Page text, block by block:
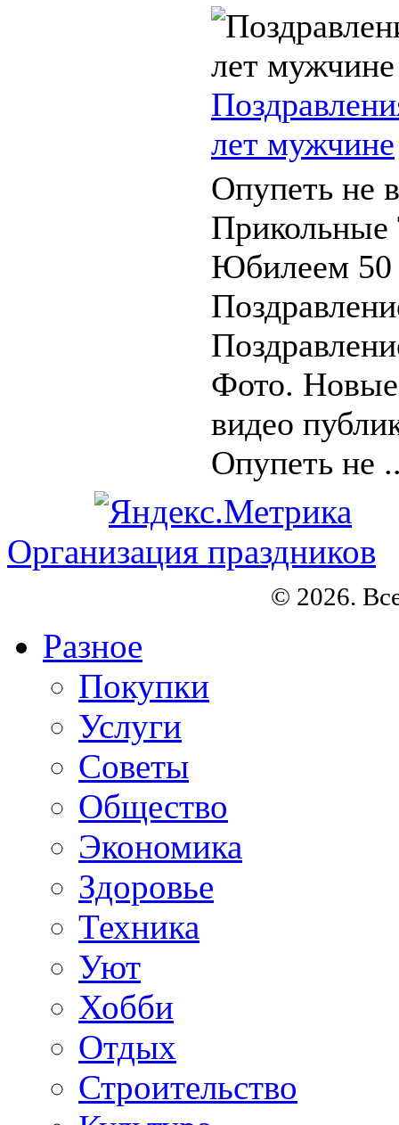
лет мужчине
Опупеть не
Юбилеем
Фото. Новые
видео
Опупеть не
Организация праздников
© 2026.
Разное
Покупки
Услуги
Советы
Общество
Экономика
Здоровье
Техника
Уют
Хобби
Отдых
Строительство